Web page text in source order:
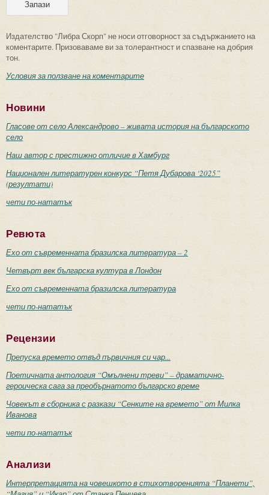
Издателство "Либра Скорп" не носи отговорност за съдържанието на
коментарите. Призоваваме ви за толерантност и спазване на добрия
тон.
Условия за ползване на коментарите
Новини
Гласове от село Александрово – живата история на българското
село
Наш автор с престижно отличие в Хамбург
Национален литературен конкурс “Петя Дубарова ‘2025”
(резултати)
чети по-нататък
Ревюта
Ехо от съвременната бразилска литература – 2
Четвърт век българска култура в Лондон
Ехо от съвременната бразилска литература
чети по-нататък
Рецензии
Препуска времето отвъд първичния си чар...
Поетичната антология “Омълнени треви” – драматично-
героическа сага за преобърнатото българско време
Човекът в сборника с разкази “Сенките на времето” от Милка
Иванова
чети по-нататък
Анализи
Интерпретацията на човешкото в стихотворенията “Планети”,